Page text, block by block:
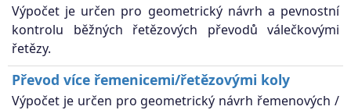
Výpočet je určen pro geometrický návrh a pevnostní
kontrolu běžných řetězových převodů válečkovými
řetězy.
Převod více řemenicemi/řetězovými koly
Výpočet je určen pro geometrický návrh řemenových /